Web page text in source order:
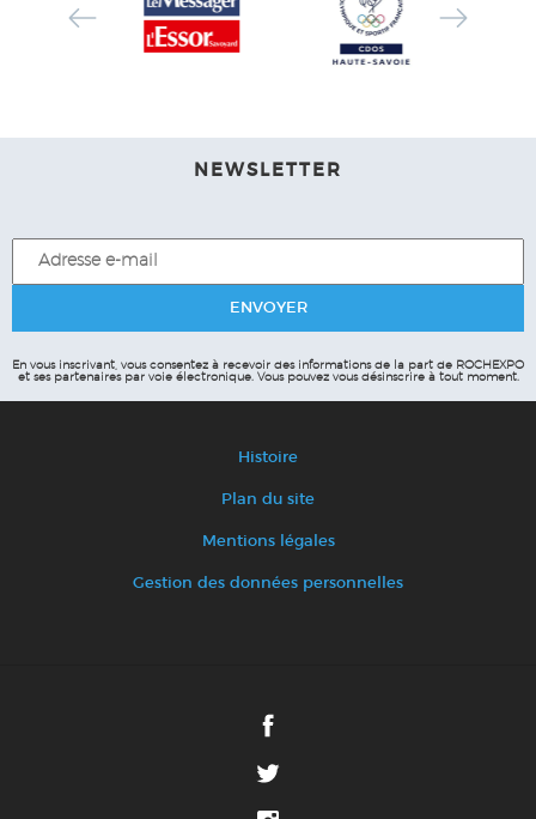
NEWSLETTER
En vous inscrivant, vous consentez à recevoir des informations de la part de ROCHEXPO
et ses partenaires par voie électronique.Vous pouvez vous désinscrire à tout moment.
Histoire
Plan du site
Mentions légales
Gestion des données personnelles